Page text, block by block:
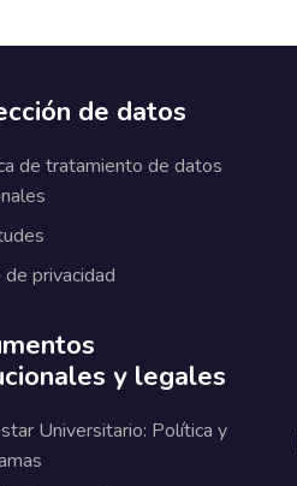
de datos
de tratamiento de datos
privacidad
y legales
Universitario: Política y